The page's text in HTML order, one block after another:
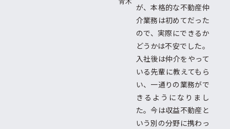
が、本格的な不動産仲
介業務は初めてだった
ので、実際にできるか
どうかは不安でした。
入社後は仲介をやって
いる先輩に教えてもら
い、一通りの業務がで
きるようになりまし
た。今は収益不動産と
いう別の分野に携わっ